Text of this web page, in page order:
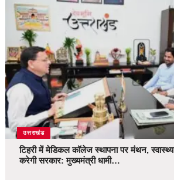
उत्तराखंड
टिहरी में मेडिकल कॉलेज स्थापना पर मंथन,
करेगी सरकार: मुख्यमंत्री धामी…